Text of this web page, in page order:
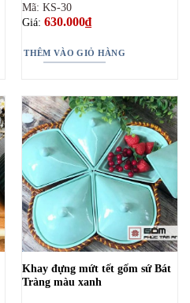
Mã: KS-30
Giá: 630.000₫
THÊM VÀO GIỎ HÀNG
Khay đựng mứt tết gốm sứ Bát
Tràng màu xanh